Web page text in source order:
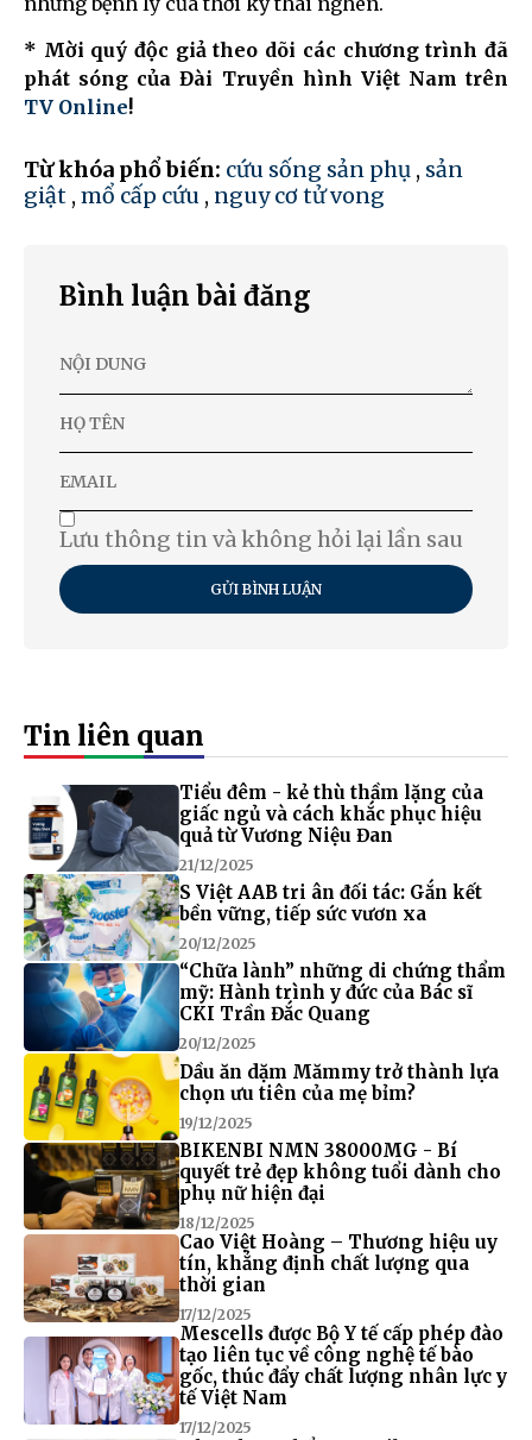
* Mời quý độc giả theo dõi các chương trình đã
phát sóng của Đài Truyền hình Việt Nam trên
TV Online!
Từ khóa phổ biến: cứu sống sản phụ , sản
giật , mổ cấp cứu , nguy cơ tử vong
Bình luận bài đăng
Lưu thông tin và không hỏi lại lần sau
GỬI BÌNH LUẬN
Tin liên quan
Tiểu đêm - kẻ thù thầm lặng của
giấc ngủ và cách khắc phục hiệu
quả từ Vương Niệu Đan
21/12/2025
S Việt AAB tri ân đối tác: Gắn kết
bền vững, tiếp sức vươn xa
20/12/2025
“Chữa lành” những di chứng thẩm
mỹ: Hành trình y đức của Bác sĩ
CKI Trần Đắc Quang
20/12/2025
Dầu ăn dặm Mămmy trở thành lựa
chọn ưu tiên của mẹ bỉm?
19/12/2025
BIKENBI NMN 38000MG - Bí
quyết trẻ đẹp không tuổi dành cho
phụ nữ hiện đại
18/12/2025
Cao Việt Hoàng – Thương hiệu uy
tín, khẳng định chất lượng qua
thời gian
17/12/2025
Mescells được Bộ Y tế cấp phép đào
tạo liên tục về công nghệ tế bào
gốc, thúc đẩy chất lượng nhân lực y
tế Việt Nam
17/12/2025